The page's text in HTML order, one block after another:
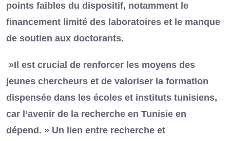
points faibles du dispositif, notamment le
financement limité des laboratoires et le manque
de soutien aux doctorants.
»Il est crucial de renforcer les moyens des
jeunes chercheurs et de valoriser la formation
dispensée dans les écoles et instituts tunisiens,
car l’avenir de la recherche en Tunisie en
dépend. » Un lien entre recherche et